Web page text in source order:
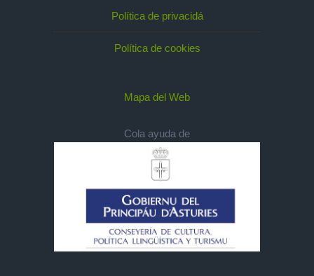
Política de privacidá
Política de cookies
Mapa del Web
Cola ayuda de